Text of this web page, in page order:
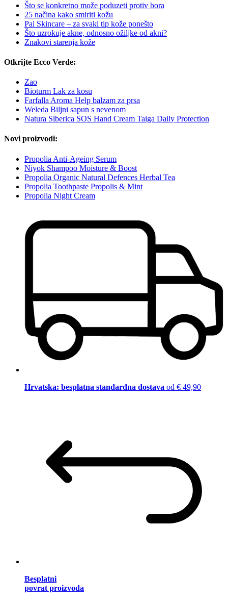
Što se konkretno može poduzeti protiv bora
25 načina kako smiriti kožu
Pai Skincare – za svaki tip kože ponešto
Što uzrokuje akne, odnosno ožiljke od akni?
Znakovi starenja kože
Otkrijte Ecco Verde:
Zao
Bioturm Lak za kosu
Farfalla Aroma Help balzam za prsa
Weleda Biljni sapun s nevenom
Natura Siberica SOS Hand Cream Taiga Daily Protection
Novi proizvodi:
Propolia Anti-Ageing Serum
Niyok Shampoo Moisture & Boost
Propolia Organic Natural Defences Herbal Tea
Propolia Toothpaste Propolis & Mint
Propolia Night Cream
Hrvatska: besplatna standardna dostava od € 49,90
Besplatni
povrat proizvoda